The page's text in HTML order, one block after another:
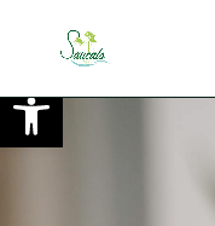
Ouvrir la barre d’outils